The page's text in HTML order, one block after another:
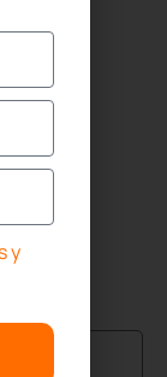
# 260
de
y